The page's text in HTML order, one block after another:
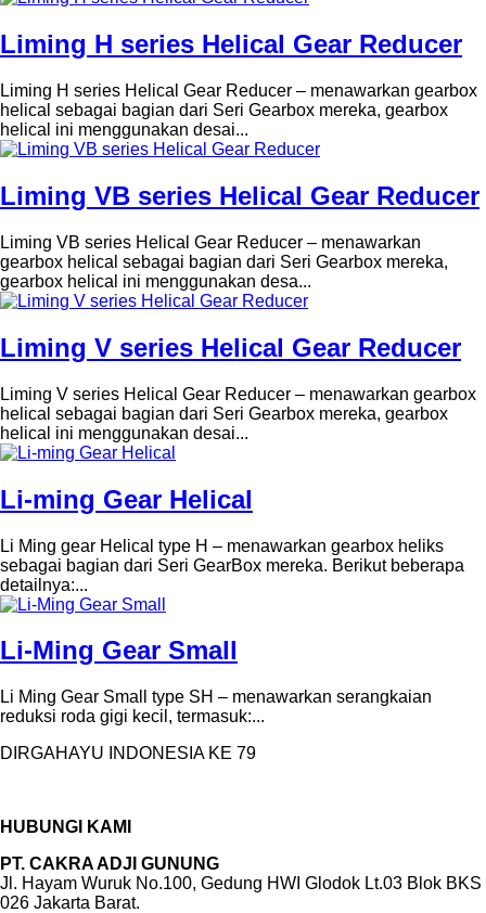
Liming H series Helical Gear Reducer
Liming H series Helical Gear Reducer – menawarkan gearbox
helical sebagai bagian dari Seri Gearbox mereka, gearbox
helical ini menggunakan desai...
Liming VB series Helical Gear Reducer
Liming VB series Helical Gear Reducer – menawarkan
gearbox helical sebagai bagian dari Seri Gearbox mereka,
gearbox helical ini menggunakan desa...
Liming V series Helical Gear Reducer
Liming V series Helical Gear Reducer – menawarkan gearbox
helical sebagai bagian dari Seri Gearbox mereka, gearbox
helical ini menggunakan desai...
Li-ming Gear Helical
Li Ming gear Helical type H – menawarkan gearbox heliks
sebagai bagian dari Seri GearBox mereka. Berikut beberapa
detailnya:...
Li-Ming Gear Small
Li Ming Gear Small type SH – menawarkan serangkaian
reduksi roda gigi kecil, termasuk:...
DIRGAHAYU INDONESIA KE 79
HUBUNGI KAMI
PT. CAKRA ADJI GUNUNG
Jl. Hayam Wuruk No.100, Gedung HWI Glodok Lt.03 Blok BKS
026 Jakarta Barat.